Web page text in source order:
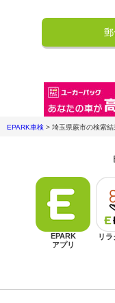
EPARK車検 > 埼玉県蕨市の検索結